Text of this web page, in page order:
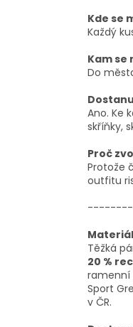
Kde se
Každý
Kam se
Do
Ano. Ke
skříňky,
Proč
Protože
outfitu
Těžká
20 %
ramenní
Sport
v ČR.